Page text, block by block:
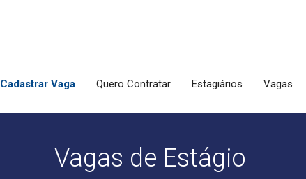
Cadastrar Vaga Quero Contratar Estagiários Vagas
Vagas de Estágio